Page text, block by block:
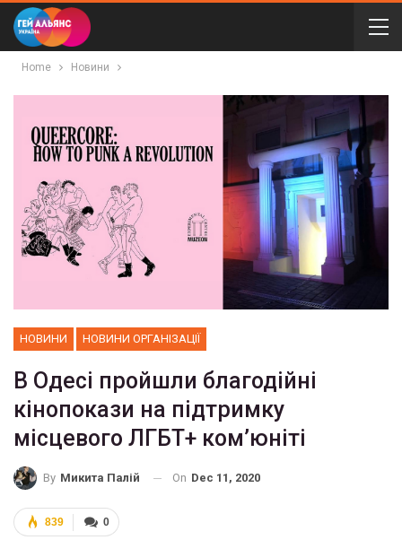
Home Новини
НОВИНИ НОВИНИ ОРГАНІЗАЦІЇ
В Одесі пройшли благодійні
кінопокази на підтримку
місцевого ЛГБТ+ ком’юніті
By Микита Палій On Dec 11, 2020
0
839